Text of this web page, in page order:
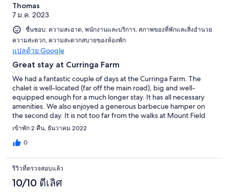
Thomas
7 ม.ค. 2023
ชื่นชอบ: ความสะอาด, พนักงานและบริการ, สภาพของที่พักและสิ่งอำนวย
ความสะดวก, ความสะดวกสบายของห้องพัก
แปลด้วย Google
Great stay at Curringa Farm
We had a fantastic couple of days at the Curringa Farm. The
chalet is well-located (far off the main road), big and well-
equipped enough for a much longer stay. It has all necessary
amenities. We also enjoyed a generous barbecue hamper on
the second day. It is not too far from the walks at Mount Field
national park.
เข้าพัก 2 คืน, ธันวาคม 2022
0
รีวิวที่ตรวจสอบแล้ว
10/10 ดีเลิศ